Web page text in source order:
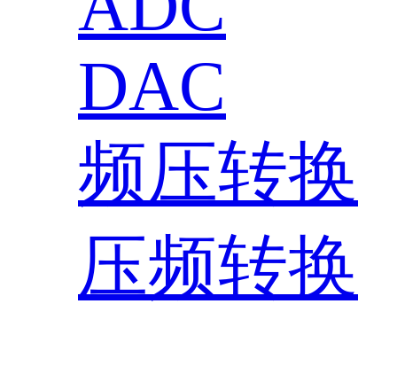
DAC
频压转换
压频转换